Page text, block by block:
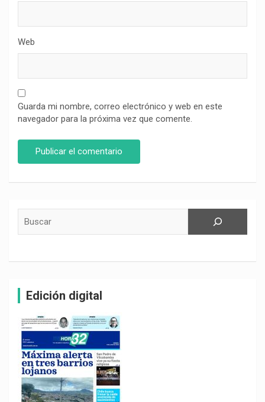
Web
Guarda mi nombre, correo electrónico y web en este
navegador para la próxima vez que comente.
Edición digital